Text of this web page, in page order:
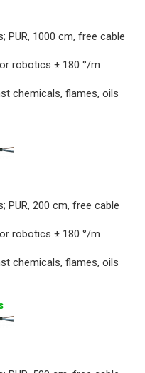
PUR, 1000 cm, free cable
robotics ± 180 °/m
chemicals, flames, oils
PUR, 200 cm, free cable
robotics ± 180 °/m
chemicals, flames, oils